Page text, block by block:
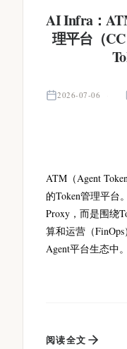
AI Infra：
理平台（
2026-07-06
ATM（Agent
的Token管理平台
Proxy，而是围绕
算和运营（
Agent平台生态中
阅读全文